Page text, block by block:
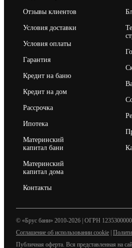
Отзывы клиентов
Условия доставки
Условия оплаты
Гарантия
Кредит на баню
Кредит на дом
Рассрочка
Ипотека
Материнский
капитал бани
Материнский
капитал дома
Контакты
© «Брус бани» 2010-2026 | ОГРН
Соглашение об использовании cookie |
Публичная оферта. Вся представленная на